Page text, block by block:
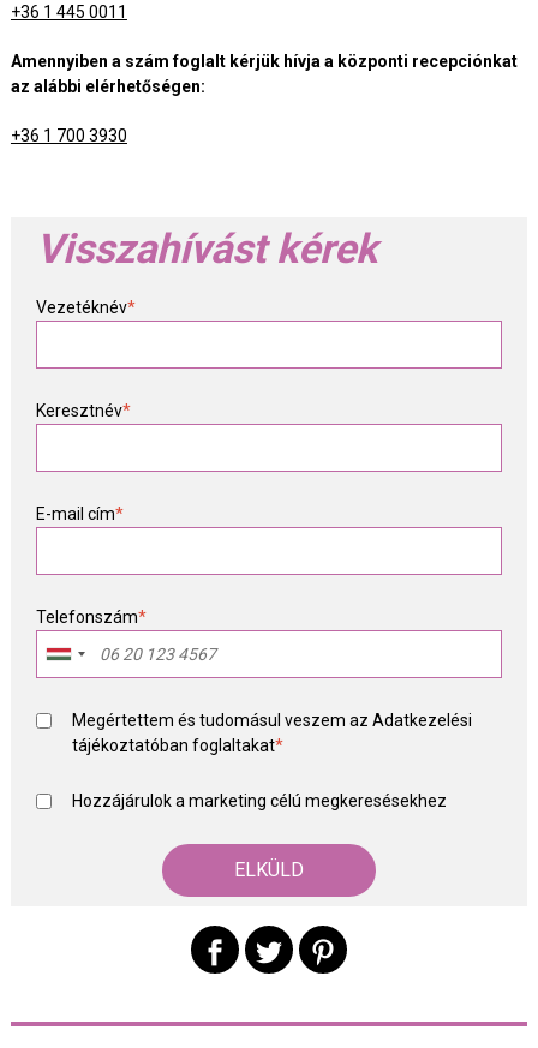
+36 1 445 0011
Amennyiben a szám foglalt kérjük hívja a központi recepciónkat
az alábbi elérhetőségen:
+36 1 700 3930
Visszahívást kérek
Vezetéknév*
Keresztnév*
E-mail cím*
Telefonszám*
Megértettem és tudomásul veszem azAdatkezelési
tájékoztatóban foglaltakat*
Hozzájárulok a marketing célú megkeresésekhez